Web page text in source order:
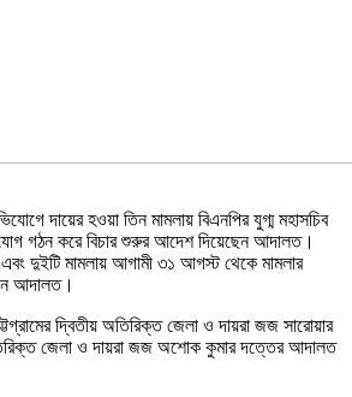
দায়ের হওয়া তিন মামলায় বিএনপির যুগ্ম মহাসচিব
গঠন করে বিচার শুরুর আদেশ দিয়েছেন আদালত।
দুইটি মামলায় আগামী ৩১ আগস্ট থেকে মামলার
আদালত।
দ্বিতীয় অতিরিক্ত জেলা ও দায়রা জজ সারোয়ার
জেলা ও দায়রা জজ অশোক কুমার দত্তের আদালত